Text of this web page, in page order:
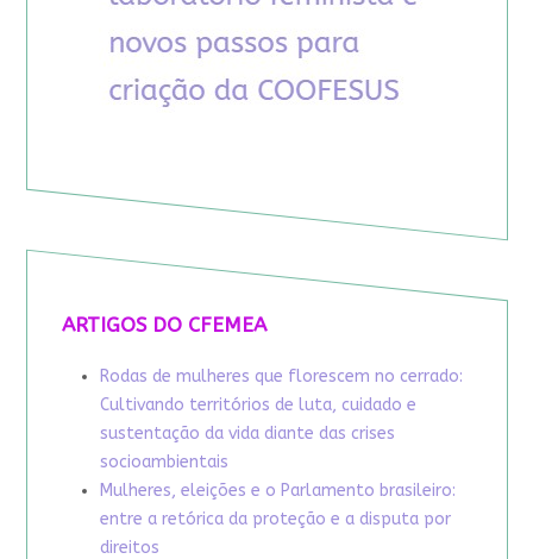
ARTIGOS DO CFEMEA
Rodas de mulheres que florescem no cerrado:
Cultivando territórios de luta, cuidado e
sustentação da vida diante das crises
socioambientais
Mulheres, eleições e o Parlamento brasileiro:
entre a retórica da proteção e a disputa por
direitos